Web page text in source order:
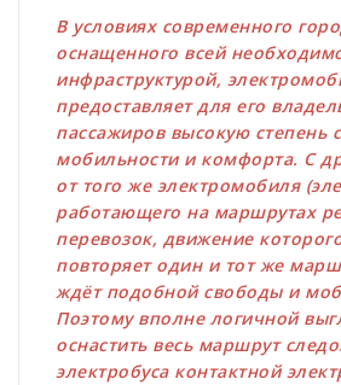
В условиях современного
оснащенного всей
инфраструктурой,
предоставляет для его
пассажиров высокую степень
мобильности и комфорта. С
от того же электромобиля
работающего на маршрутах
перевозок, движение
повторяет один и тот же
ждёт подобной свободы и
Поэтому вполне логичной
оснастить весь маршрут
электробуса контактной